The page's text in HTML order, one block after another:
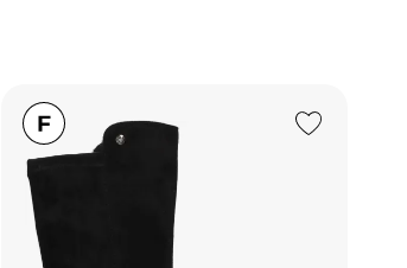
Add to Wishlist